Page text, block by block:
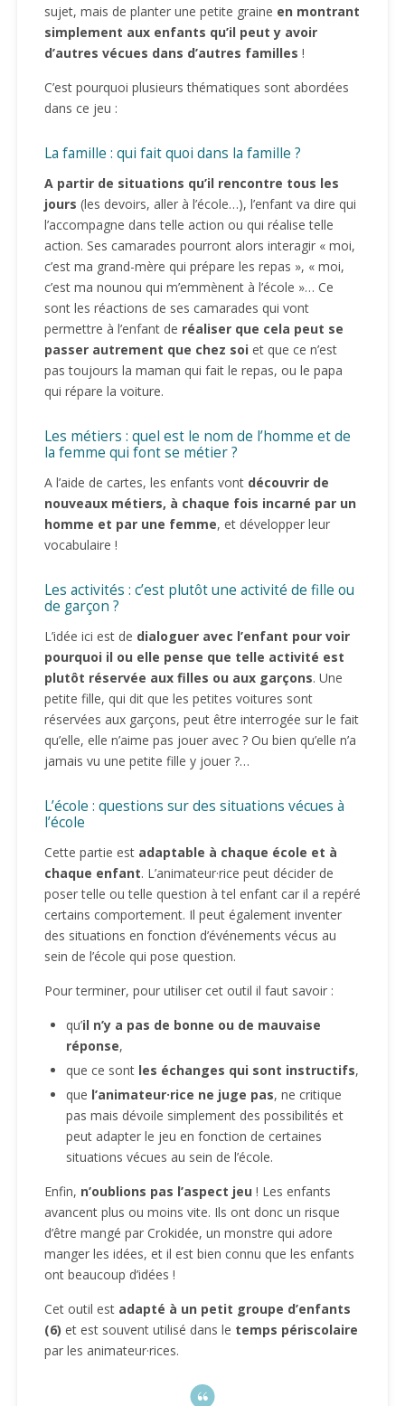
sujet, mais de planter une petite graine en montrant
simplement aux enfants qu’il peut y avoir
d’autres vécues dans d’autres familles !
C’est pourquoi plusieurs thématiques sont abordées
dans ce jeu :
La famille : qui fait quoi dans la famille ?
A partir de situations qu’il rencontre tous les
jours (les devoirs, aller à l’école…), l’enfant va dire qui
l’accompagne dans telle action ou qui réalise telle
action. Ses camarades pourront alors interagir « moi,
c’est ma grand-mère qui prépare les repas », « moi,
c’est ma nounou qui m’emmènent à l’école »… Ce
sont les réactions de ses camarades qui vont
permettre à l’enfant de réaliser que cela peut se
passer autrement que chez soi et que ce n’est
pas toujours la maman qui fait le repas, ou le papa
qui répare la voiture.
Les métiers : quel est le nom de l’homme et de
la femme qui font se métier ?
A l’aide de cartes, les enfants vont découvrir de
nouveaux métiers, à chaque fois incarné par un
homme et par une femme, et développer leur
vocabulaire !
Les activités : c’est plutôt une activité de fille ou
de garçon ?
L’idée ici est de dialoguer avec l’enfant pour voir
pourquoi il ou elle pense que telle activité est
plutôt réservée aux filles ou aux garçons. Une
petite fille, qui dit que les petites voitures sont
réservées aux garçons, peut être interrogée sur le fait
qu’elle, elle n’aime pas jouer avec ? Ou bien qu’elle n’a
jamais vu une petite fille y jouer ?…
L’école : questions sur des situations vécues à
l’école
Cette partie est adaptable à chaque école et à
chaque enfant. L’animateur·rice peut décider de
poser telle ou telle question à tel enfant car il a repéré
certains comportement. Il peut également inventer
des situations en fonction d’événements vécus au
sein de l’école qui pose question.
Pour terminer, pour utiliser cet outil il faut savoir :
qu’il n’y a pas de bonne ou de mauvaise
réponse,
que ce sont les échanges qui sont instructifs,
que l’animateur·rice ne juge pas, ne critique
pas mais dévoile simplement des possibilités et
peut adapter le jeu en fonction de certaines
situations vécues au sein de l’école.
Enfin, n’oublions pas l’aspect jeu ! Les enfants
avancent plus ou moins vite. Ils ont donc un risque
d’être mangé par Crokidée, un monstre qui adore
manger les idées, et il est bien connu que les enfants
ont beaucoup d’idées !
Cet outil est adapté à un petit groupe d’enfants
(6) et est souvent utilisé dans le temps périscolaire
par les animateur·rices.